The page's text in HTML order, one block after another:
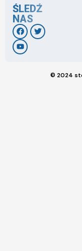
ŚLEDŹ
NAS
© 2024